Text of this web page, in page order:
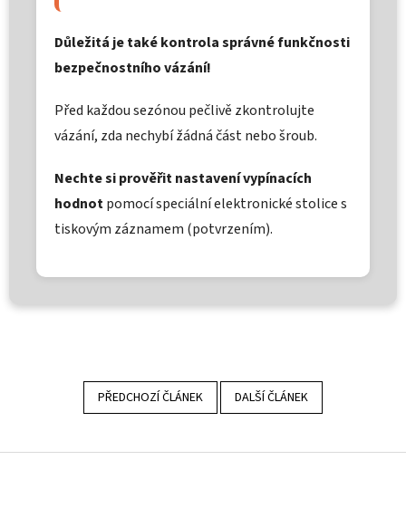
Důležitá je také kontrola správné funkčnosti
bezpečnostního vázání!
Před každou sezónou pečlivě zkontrolujte
vázání, zda nechybí žádná část nebo šroub.
Nechte si prověřit nastavení vypínacích
hodnotpomocí speciální elektronické stolice s
tiskovým záznamem (potvrzením).
PŘEDCHOZÍ ČLÁNEK DALŠÍ ČLÁNEK
Z